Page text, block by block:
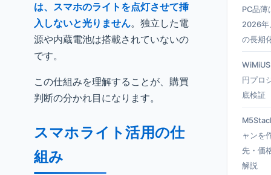
は、スマホのライトを点灯させて挿
入しないと光りません。独立した電
源や内蔵電池は搭載されていないの
です。
この仕組みを理解することが、購買
判断の分かれ目になります。
スマホライト活用の仕
組み
PC品薄
2026年
の長期
円プロ
底検証
ャンを
先・価
解説